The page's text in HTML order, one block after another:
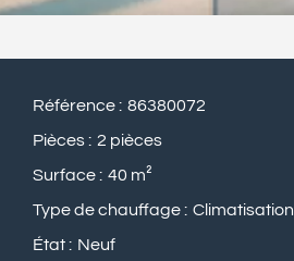
Référence
86380072
Pièces
2 pièces
Surface
40 m²
Type de chauffage
Climatisation
État
Neuf